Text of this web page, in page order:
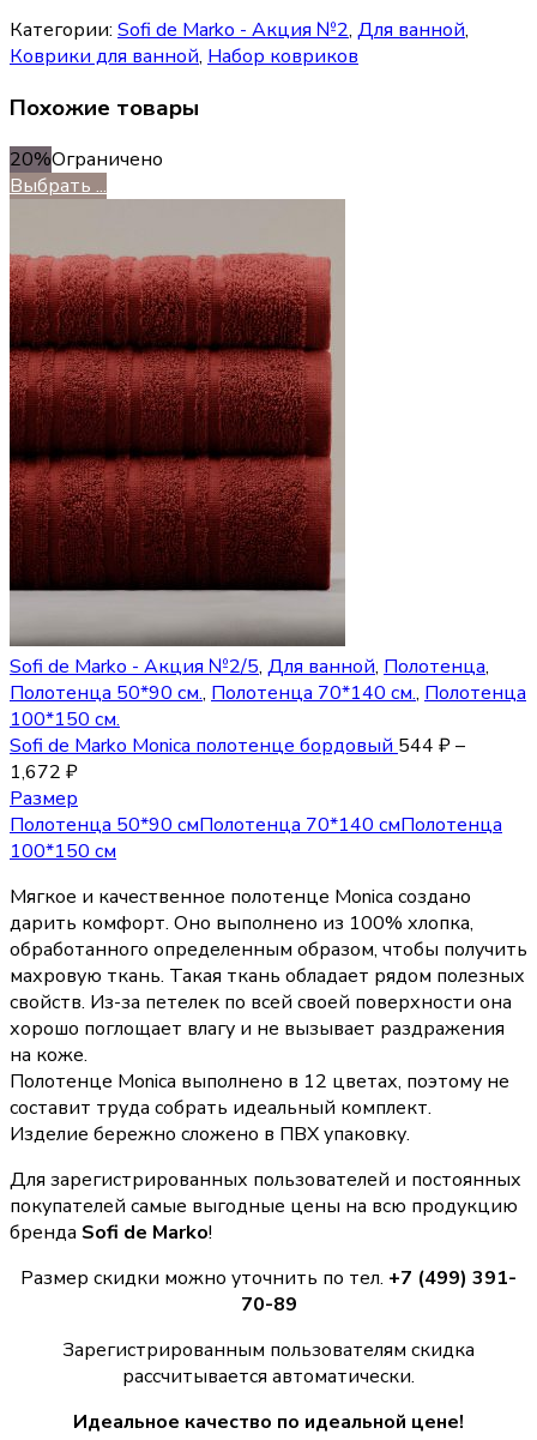
Категории: Sofi de Marko - Акция №2, Для ванной,
Коврики для ванной, Набор ковриков
Похожие товары
20%Ограничено
Выбрать ...
Sofi de Marko - Акция №2/5, Для ванной, Полотенца,
Полотенца 50*90 см., Полотенца 70*140 см., Полотенца
100*150 см.
Sofi de Marko Monica полотенце бордовый 544 ₽–
1,672 ₽
Размер
Полотенца 50*90 смПолотенца 70*140 смПолотенца
100*150 см
Мягкое и качественное полотенце Monica создано
дарить комфорт. Оно выполнено из 100% хлопка,
обработанного определенным образом, чтобы получить
махровую ткань. Такая ткань обладает рядом полезных
свойств. Из-за петелек по всей своей поверхности она
хорошо поглощает влагу и не вызывает раздражения
на коже.
Полотенце Monica выполнено в 12 цветах, поэтому не
составит труда собрать идеальный комплект.
Изделие бережно сложено в ПВХ упаковку.
Для зарегистрированных пользователей и постоянных
покупателей самые выгодные цены на всю продукцию
бренда Sofi de Marko!
Размер скидки можно уточнить по тел. +7 (499) 391-
70-89
Зарегистрированным пользователям скидка
рассчитывается автоматически.
Идеальное качество по идеальной цене!